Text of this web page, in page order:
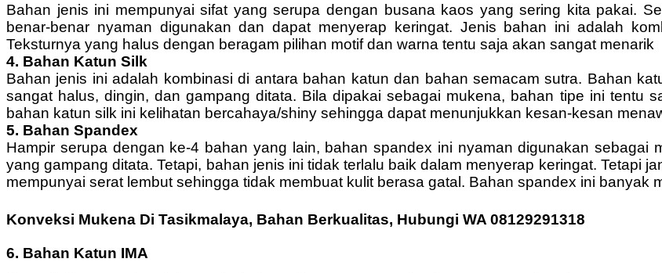
Bahan jenis ini mempunyai sifat yang serupa dengan busana kaos yang sering kita pakai.
benar-benar nyaman digunakan dan dapat menyerap keringat. Jenis bahan ini adalah
Teksturnya yang halus dengan beragam pilihan motif dan warna tentu saja akan sangat menarik
4. Bahan Katun Silk
Bahan jenis ini adalah kombinasi di antara bahan katun dan bahan semacam sutra. Bahan
sangat halus, dingin, dan gampang ditata. Bila dipakai sebagai mukena, bahan tipe ini tentu
bahan katun silk ini kelihatan bercahaya/shiny sehingga dapat menunjukkan kesan-kesan
5. Bahan Spandex
Hampir serupa dengan ke-4 bahan yang lain, bahan spandex ini nyaman digunakan sebagai
yang gampang ditata. Tetapi, bahan jenis ini tidak terlalu baik dalam menyerap keringat. Tetapi
mempunyai serat lembut sehingga tidak membuat kulit berasa gatal. Bahan spandex ini banyak
Konveksi Mukena Di Tasikmalaya, Bahan Berkualitas, Hubungi WA 08129291318
6. Bahan Katun IMA